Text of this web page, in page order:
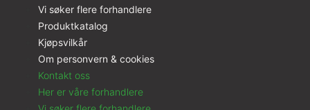
Vi søker flere forhandlere
Produktkatalog
Kjøpsvilkår
Om personvern & cookies
Kontakt oss
Her er våre forhandlere